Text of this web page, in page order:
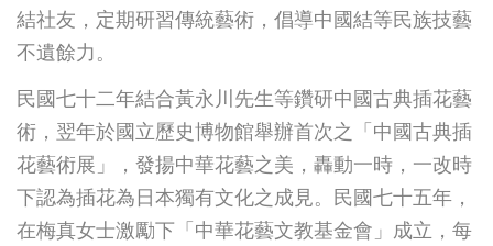
結社友，定期研習傳統藝術，倡導中國結等民族技藝
不遺餘力。
民國七十二年結合黃永川先生等鑽研中國古典插花藝
術，翌年於國立歷史博物館舉辦首次之「中國古典插
花藝術展」，發揚中華花藝之美，轟動一時，一改時
下認為插花為日本獨有文化之成見。民國七十五年，
在梅真女士激勵下「中華花藝文教基金會」成立，每